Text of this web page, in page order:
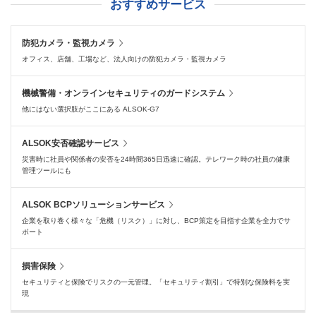
おすすめサービス
防犯カメラ・監視カメラ
オフィス、店舗、工場など、法人向けの防犯カメラ・監視カメラ
機械警備・オンラインセキュリティのガードシステム
他にはない選択肢がここにある ALSOK-G7
ALSOK安否確認サービス
災害時に社員や関係者の安否を24時間365日迅速に確認。テレワーク時の社員の健康
管理ツールにも
ALSOK BCPソリューションサービス
企業を取り巻く様々な「危機（リスク）」に対し、BCP策定を目指す企業を全力でサ
ポート
損害保険
セキュリティと保険でリスクの一元管理。「セキュリティ割引」で特別な保険料を実
現